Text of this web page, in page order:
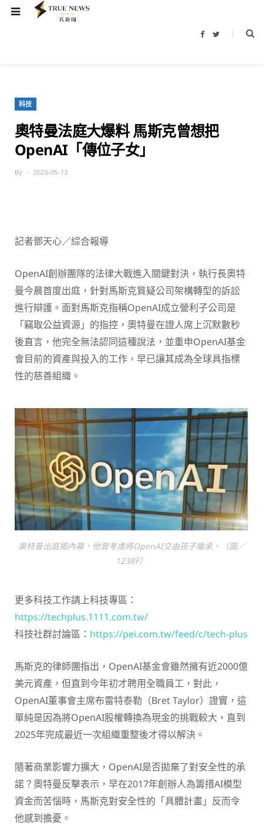
F
b
T
t
科技
奧特曼法庭大爆料 馬斯克曾想把
OpenAI「傳位子女」
By 2026-05-13
記者鄧天心／綜合報導
OpenAI創辦團隊的法律大戰進入關鍵對決，執行長奧特
曼今晨首度出庭，針對馬斯克質疑公司架構轉型的訴訟
進行辯護。面對馬斯克指稱OpenAI成立營利子公司是
「竊取公益資源」的指控，奧特曼在證人席上沉默數秒
後直言，他完全無法認同這種說法，並重申OpenAI基金
會目前的資產與投入的工作，早已讓其成為全球具指標
性的慈善組織。
奧特曼出庭揭內幕，他曾考慮將OpenAI交由孩子繼承。（圖／
123RF）
更多科技工作請上科技專區：
https://techplus.1111.com.tw/
科技社群討論區： https://pei.com.tw/feed/c/tech-plus
馬斯克的律師團指出，OpenAI基金會雖然擁有近2000億
美元資產，但直到今年初才聘用全職員工，對此，
OpenAI董事會主席布雷特泰勒（Bret Taylor）證實，這
單純是因為將OpenAI股權轉換為現金的挑戰較大，直到
2025年完成最近一次組織重整後才得以解決。
隨著商業影響力擴大，OpenAI是否拋棄了對安全性的承
諾？奧特曼反擊表示，早在2017年創辦人為籌措AI模型
資金而苦惱時，馬斯克對安全性的「具體計畫」反而令
他感到擔憂。